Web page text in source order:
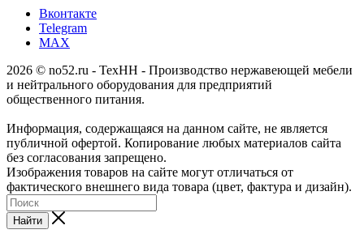
Вконтакте
Telegram
MAX
2026 © no52.ru - ТехНН - Производство нержавеющей мебели
и нейтрального оборудования для предприятий
общественного питания.
Информация, содержащаяся на данном сайте, не является
публичной офертой. Копирование любых материалов сайта
без согласования запрещено.
Изображения товаров на сайте могут отличаться от
фактического внешнего вида товара (цвет, фактура и дизайн).
Найти